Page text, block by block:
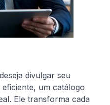
divulgar seu
um catálogo
Ele transforma cada